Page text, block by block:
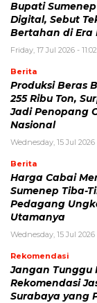
Bupati
Digital, Sebut
Bertahan di Era
Friday, 17 Jul 2026 -
Berita
Produksi Beras
255 Ribu Ton,
Jadi Penopang
Nasional
Wednesday, 15 Jul 2026
Berita
Harga Cabai
Sumenep Tiba-
Pedagang
Utamanya
Wednesday, 15 Jul 2026
Rekomendasi
Jangan Tunggu
Rekomendasi
Surabaya yang